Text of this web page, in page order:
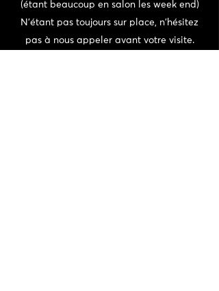
(étant beaucoup en salon les week end)
N'étant pas toujours sur place, n'hésitez
pas à nous appeler avant votre visite.